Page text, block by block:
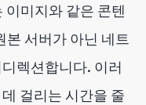
미지와 같은 콘텐
서버가 아닌 네트
렉션합니다. 이러
걸리는 시간을 줄